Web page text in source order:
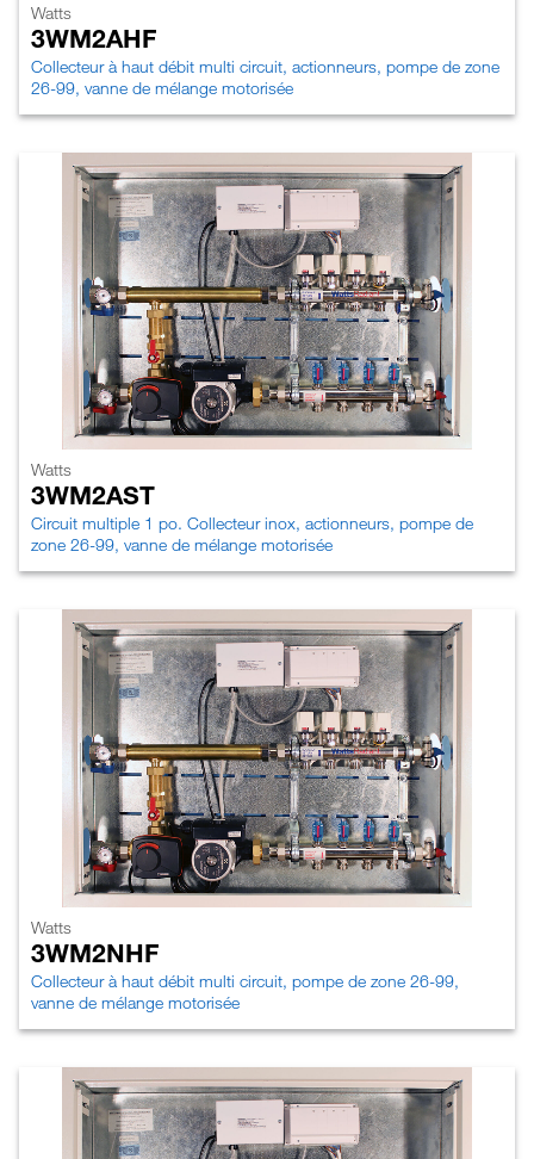
Watts
3WM2AHF
Collecteur à haut débit multi circuit, actionneurs, pompe de zone
26-99, vanne de mélange motorisée
Watts
3WM2AST
Circuit multiple 1 po. Collecteur inox, actionneurs, pompe de
zone 26-99, vanne de mélange motorisée
Watts
3WM2NHF
Collecteur à haut débit multi circuit, pompe de zone 26-99,
vanne de mélange motorisée